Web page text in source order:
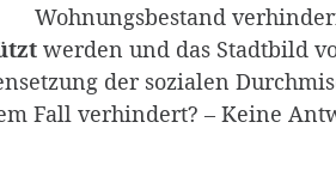
Wohnungsbestand
werden und das Stadtbild
der sozialen
Fall verhindert? – Keine